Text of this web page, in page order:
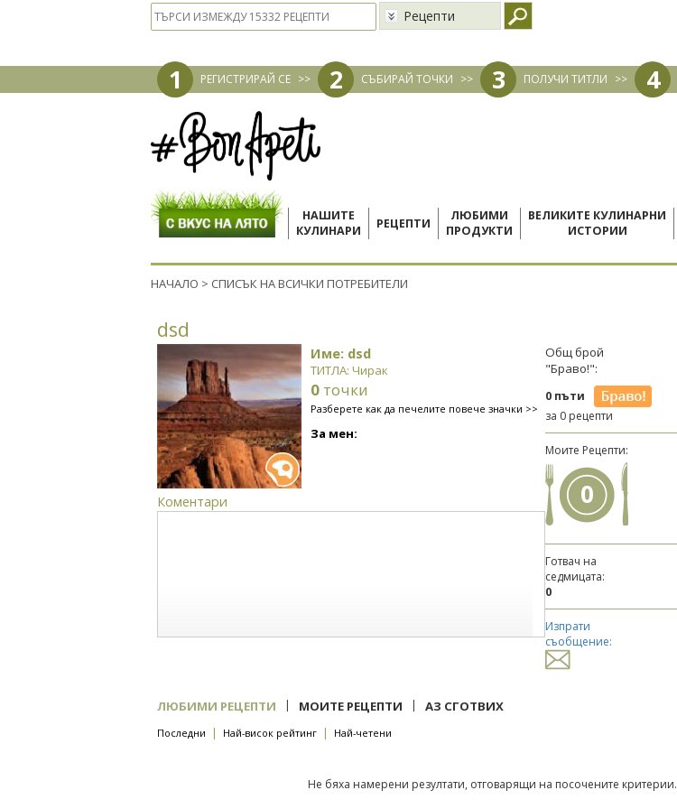
Рецепти
1 РЕГИСТРИРАЙ СЕ >> 2 СЪБИРАЙ ТОЧКИ >> 3 ПОЛУЧИ ТИТЛИ >> 4
НАШИТЕ
КУЛИНАРИ
РЕЦЕПТИ
ЛЮБИМИ
ПРОДУКТИ
ВЕЛИКИТЕ КУЛИНАРНИ
ИСТОРИИ
НАЧАЛО > СПИСЪК НА ВСИЧКИ ПОТРЕБИТЕЛИ
dsd
Име: dsd
ТИТЛА: Чирак
0 точки
Разберете как да печелите повече значки >>
За мен:
Коментари
Общ брой
"Браво!":
0 пъти
за 0 рецепти
Моите Рецепти:
0
Готвач на
седмицата:
0
Изпрати
съобщение:
ЛЮБИМИ РЕЦЕПТИ | МОИТЕ РЕЦЕПТИ | АЗ СГОТВИХ
Последни | Най-висок рейтинг | Най-четени
Не бяха намерени резултати, отговарящи на посочените критерии.